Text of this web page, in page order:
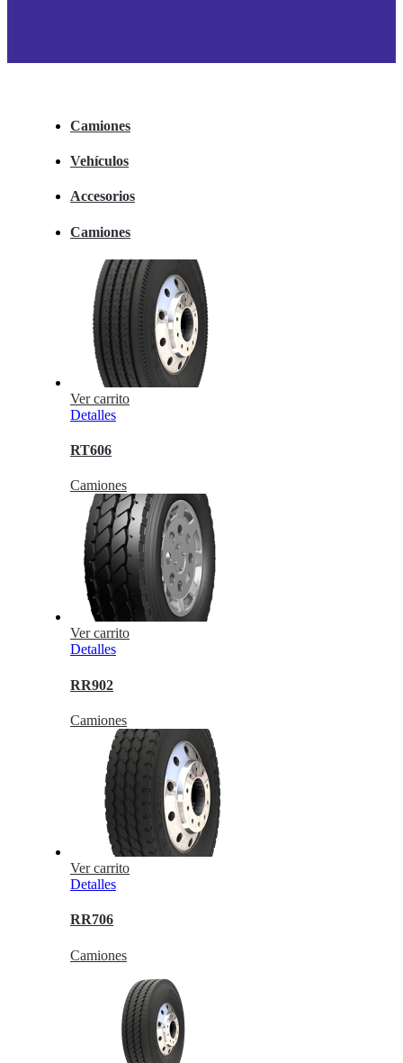
Camiones
Vehículos
Accesorios
Camiones
Ver carrito
Detalles
RT606
Camiones
Ver carrito
Detalles
RR902
Camiones
Ver carrito
Detalles
RR706
Camiones